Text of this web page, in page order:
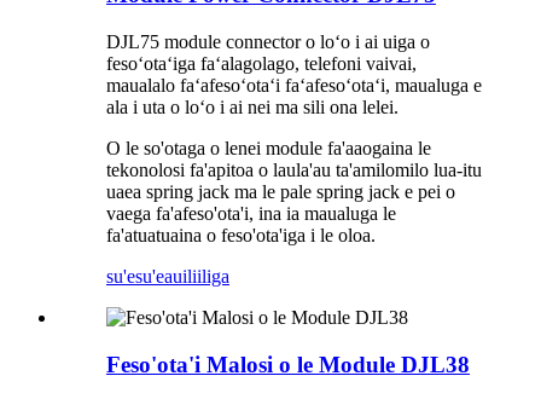
DJL75 module connector o loʻo i ai uiga o
fesoʻotaʻiga faʻalagolago, telefoni vaivai,
maualalo faʻafesoʻotaʻi faʻafesoʻotaʻi, maualuga e
ala i uta o loʻo i ai nei ma sili ona lelei.
O le so'otaga o lenei module fa'aaogaina le
tekonolosi fa'apitoa o laula'au ta'amilomilo lua-itu
uaea spring jack ma le pale spring jack e pei o
vaega fa'afeso'ota'i, ina ia maualuga le
fa'atuatuaina o feso'ota'iga i le oloa.
su'esu'eauiliiliga
Feso'ota'i Malosi o le Module DJL38